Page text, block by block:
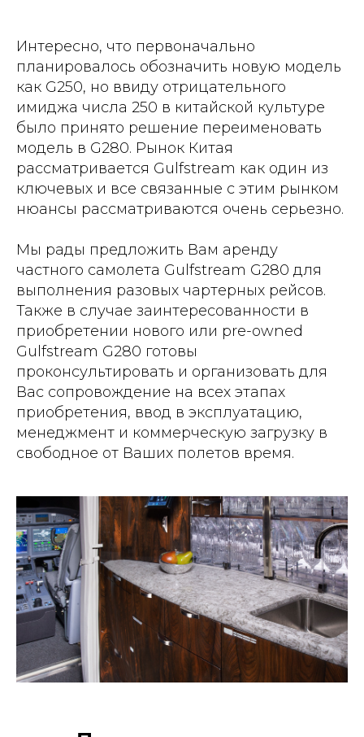
Интересно, что первоначально
планировалось обозначить новую модель
как G250, но ввиду отрицательного
имиджа числа 250 в китайской культуре
было принято решение переименовать
модель в G280. Рынок Китая
рассматривается Gulfstream как один из
ключевых и все связанные с этим рынком
нюансы рассматриваются очень серьезно.
Мы рады предложить Вам аренду
частного самолета Gulfstream G280 для
выполнения разовых чартерных рейсов.
Также в случае заинтересованности в
приобретении нового или pre-owned
Gulfstream G280 готовы
проконсультировать и организовать для
Вас сопровождение на всех этапах
приобретения, ввод в эксплуатацию,
менеджмент и коммерческую загрузку в
свободное от Ваших полетов время.